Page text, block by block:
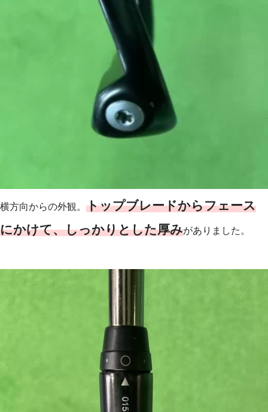
横方向からの外観。 トップブレードからフェース
にかけて、しっかりとした厚みがありました。